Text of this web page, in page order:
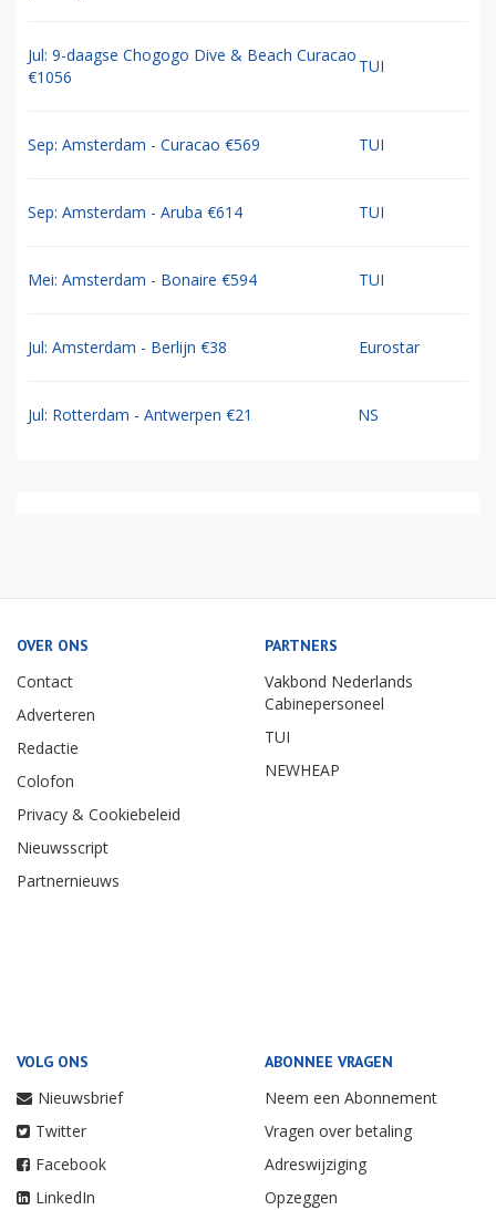
Jul: 9-daagse Chogogo Dive & Beach Curacao
€1056
TUI
Sep: Amsterdam - Curacao €569 TUI
Sep: Amsterdam - Aruba €614 TUI
Mei: Amsterdam - Bonaire €594 TUI
Jul: Amsterdam - Berlijn €38 Eurostar
Jul: Rotterdam - Antwerpen €21 NS
OVER ONS
Contact
Adverteren
Redactie
Colofon
Privacy & Cookiebeleid
Nieuwsscript
Partnernieuws
PARTNERS
Vakbond Nederlands
Cabinepersoneel
TUI
NEWHEAP
VOLG ONS
Nieuwsbrief
Twitter
Facebook
LinkedIn
ABONNEE VRAGEN
Neem een Abonnement
Vragen over betaling
Adreswijziging
Opzeggen